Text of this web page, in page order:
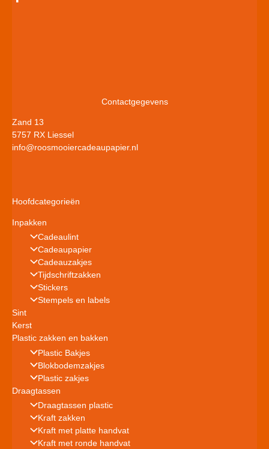
Contactgegevens
Zand 13
5757 RX Liessel
info@roosmooiercadeaupapier.nl
Hoofdcategorieën
Inpakken
Cadeaulint
Cadeaupapier
Cadeauzakjes
Tijdschriftzakken
Stickers
Stempels en labels
Sint
Kerst
Plastic zakken en bakken
Plastic Bakjes
Blokbodemzakjes
Plastic zakjes
Draagtassen
Draagtassen plastic
Kraft zakken
Kraft met platte handvat
Kraft met ronde handvat